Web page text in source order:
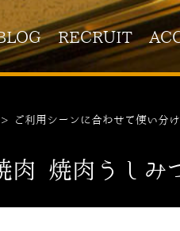
RECRUIT
> ご利用シーンに合わせて使い分
肉 焼肉うしみ